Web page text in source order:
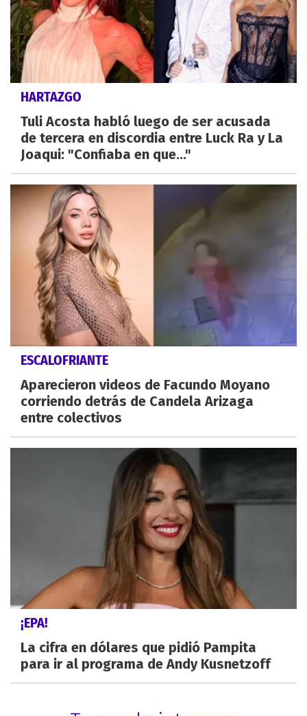
HARTAZGO
Tuli Acosta habló luego de ser acusada
de tercera en discordia entre Luck Ra y La
Joaqui: "Confiaba en que..."
ESCALOFRIANTE
Aparecieron videos de Facundo Moyano
corriendo detrás de Candela Arizaga
entre colectivos
¡EPA!
La cifra en dólares que pidió Pampita
para ir al programa de Andy Kusnetzoff